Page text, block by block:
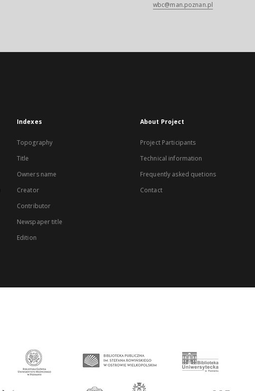
wbc@man.poznan.pl
Indexes
Topography
Title
Owners name
Creator
Contributor
Newspaper title
Edition
About Project
Project Participants
Technical information
Frequently asked quetions
Contact